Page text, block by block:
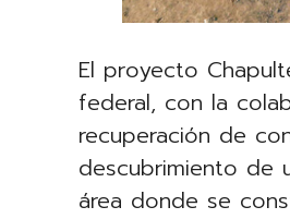
El proyecto
federal, con la
recuperación de
descubrimiento de
área donde se